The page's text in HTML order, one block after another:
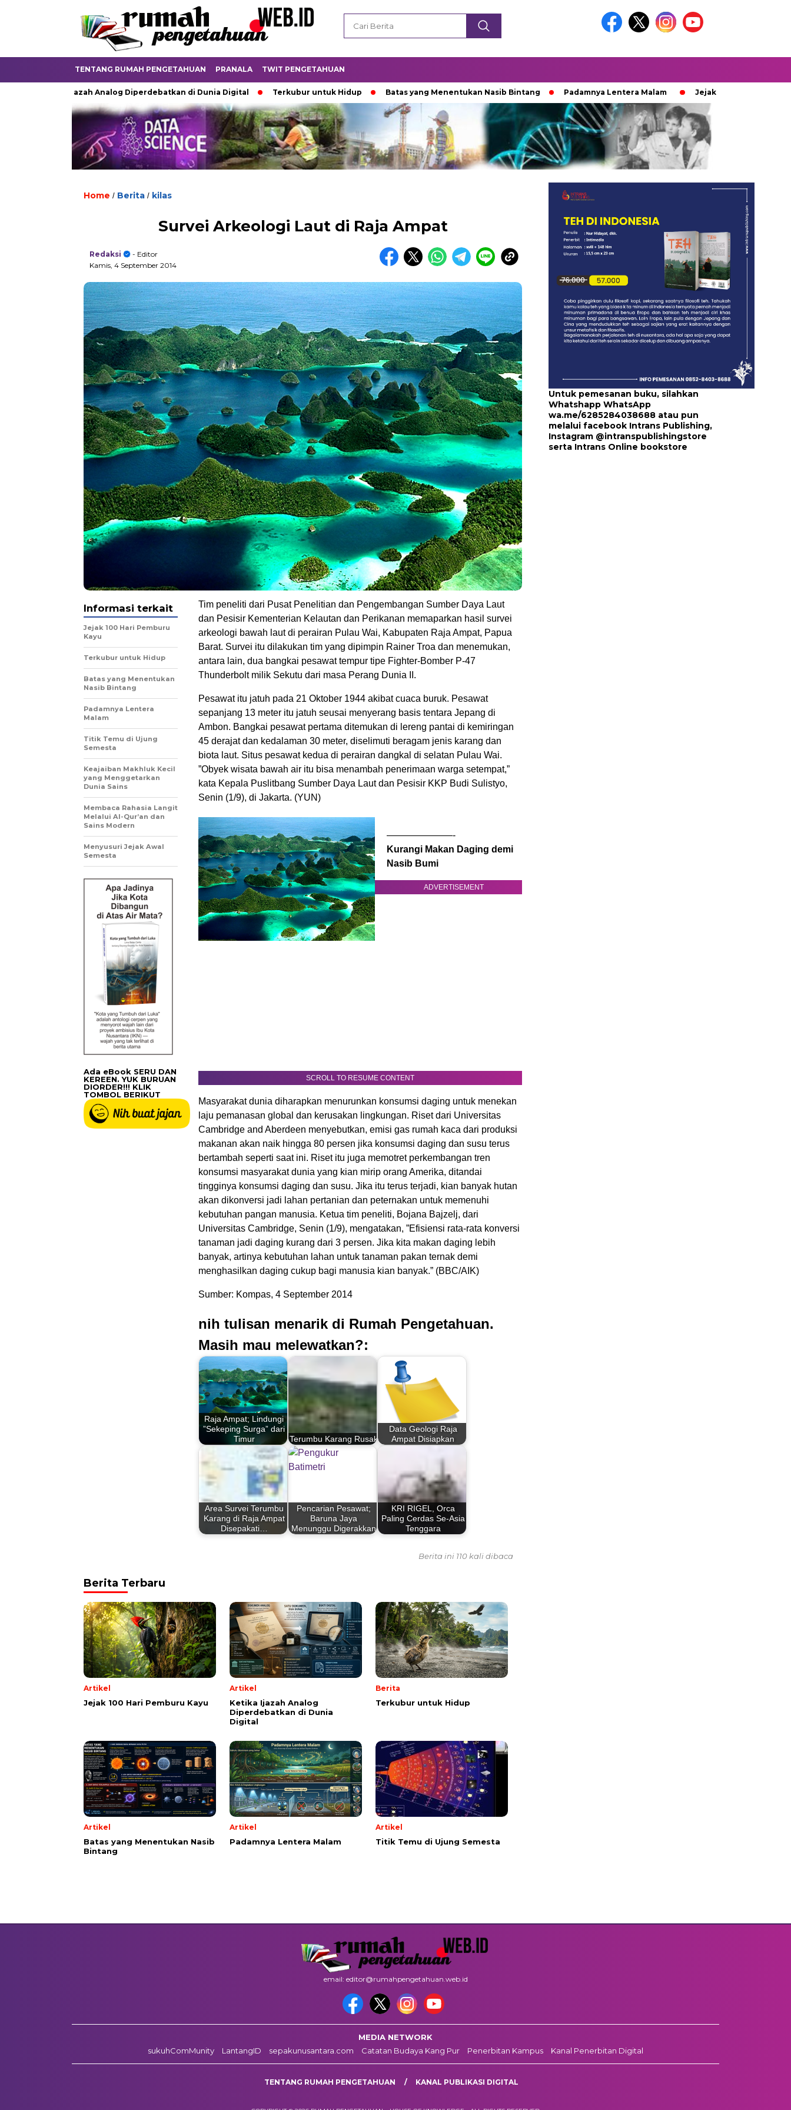
TENTANG RUMAH PENGETAHUAN PRANALA TWIT PENGETAHUAN
Ketika Ijazah Analog Diperdebatkan di Dunia Digital Terkubur untuk Hidup Batas yang Menentukan Nasib Bintang Padamnya Lentera Malam Jejak 100 Hari Pemburu Kayu
Home / Berita / kilas
Survei Arkeologi Laut di Raja Ampat
Redaksi
- Editor
Kamis, 4 September 2014
Tim peneliti dari Pusat Penelitian dan Pengembangan Sumber Daya Laut
dan Pesisir Kementerian Kelautan dan Perikanan memaparkan hasil survei
arkeologi bawah laut di perairan Pulau Wai, Kabupaten Raja Ampat, Papua
Barat. Survei itu dilakukan tim yang dipimpin Rainer Troa dan menemukan,
antara lain, dua bangkai pesawat tempur tipe Fighter-Bomber P-47
Thunderbolt milik Sekutu dari masa Perang Dunia II.
Pesawat itu jatuh pada 21 Oktober 1944 akibat cuaca buruk. Pesawat
sepanjang 13 meter itu jatuh seusai menyerang basis tentara Jepang di
Ambon. Bangkai pesawat pertama ditemukan di lereng pantai di kemiringan
45 derajat dan kedalaman 30 meter, diselimuti beragam jenis karang dan
biota laut. Situs pesawat kedua di perairan dangkal di selatan Pulau Wai.
”Obyek wisata bawah air itu bisa menambah penerimaan warga setempat,”
kata Kepala Puslitbang Sumber Daya Laut dan Pesisir KKP Budi Sulistyo,
Senin (1/9), di Jakarta. (YUN)
———————-
Kurangi Makan Daging demi
Nasib Bumi
ADVERTISEMENT
SCROLL TO RESUME CONTENT
Masyarakat dunia diharapkan menurunkan konsumsi daging untuk menekan
laju pemanasan global dan kerusakan lingkungan. Riset dari Universitas
Cambridge and Aberdeen menyebutkan, emisi gas rumah kaca dari produksi
makanan akan naik hingga 80 persen jika konsumsi daging dan susu terus
bertambah seperti saat ini. Riset itu juga memotret perkembangan tren
konsumsi masyarakat dunia yang kian mirip orang Amerika, ditandai
tingginya konsumsi daging dan susu. Jika itu terus terjadi, kian banyak hutan
akan dikonversi jadi lahan pertanian dan peternakan untuk memenuhi
kebutuhan pangan manusia. Ketua tim peneliti, Bojana Bajzelj, dari
Universitas Cambridge, Senin (1/9), mengatakan, ”Efisiensi rata-rata konversi
tanaman jadi daging kurang dari 3 persen. Jika kita makan daging lebih
banyak, artinya kebutuhan lahan untuk tanaman pakan ternak demi
menghasilkan daging cukup bagi manusia kian banyak.” (BBC/AIK)
Sumber: Kompas, 4 September 2014
nih tulisan menarik di Rumah Pengetahuan.
Masih mau melewatkan?:
Raja Ampat; Lindungi
”Sekeping Surga” dari
Timur
Terumbu Karang Rusak
Data Geologi Raja
Ampat Disiapkan
Area Survei Terumbu
Karang di Raja Ampat
Disepakati…
Pencarian Pesawat;
Baruna Jaya
Menunggu Digerakkan
KRI RIGEL, Orca
Paling Cerdas Se-Asia
Tenggara
Informasi terkait
Jejak 100 Hari Pemburu
Kayu
Terkubur untuk Hidup
Batas yang Menentukan
Nasib Bintang
Padamnya Lentera
Malam
Titik Temu di Ujung
Semesta
Keajaiban Makhluk Kecil
yang Menggetarkan
Dunia Sains
Membaca Rahasia Langit
Melalui Al-Qur’an dan
Sains Modern
Menyusuri Jejak Awal
Semesta
Ada eBook SERU DAN
KEREEN. YUK BURUAN
DIORDER!!! KLIK
TOMBOL BERIKUT
Berita ini 110 kali dibaca
Berita Terbaru
Artikel
Jejak 100 Hari Pemburu Kayu
Artikel
Ketika Ijazah Analog
Diperdebatkan di Dunia
Digital
Berita
Terkubur untuk Hidup
Artikel
Batas yang Menentukan Nasib
Bintang
Artikel
Padamnya Lentera Malam
Artikel
Titik Temu di Ujung Semesta
Untuk pemesanan buku, silahkan
Whatshapp WhatsApp
wa.me/6285284038688 atau pun
melalui facebook Intrans Publishing,
Instagram @intranspublishingstore
serta Intrans Online bookstore
email: editor@rumahpengetahuan.web.id
MEDIA NETWORK
sukuhComMunity
LantangID sepakunusantara.com Catatan Budaya Kang Pur Penerbitan Kampus Kanal Penerbitan Digital
TENTANG RUMAH PENGETAHUAN KANAL PUBLIKASI DIGITAL